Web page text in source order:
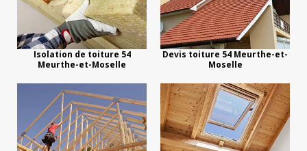
Isolation de toiture 54
Meurthe-et-Moselle
Devis toiture 54 Meurthe-et-
Moselle